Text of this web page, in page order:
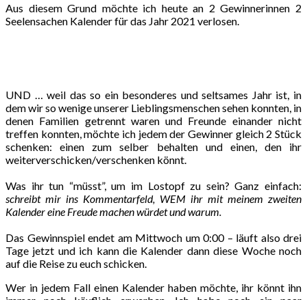
Aus diesem Grund möchte ich heute an 2 Gewinnerinnen 2
Seelensachen Kalender für das Jahr 2021 verlosen.
UND … weil das so ein besonderes und seltsames Jahr ist, in
dem wir so wenige unserer Lieblingsmenschen sehen konnten, in
denen Familien getrennt waren und Freunde einander nicht
treffen konnten, möchte ich jedem der Gewinner gleich 2 Stück
schenken: einen zum selber behalten und einen, den ihr
weiterverschicken/verschenken könnt.
Was ihr tun “müsst”, um im Lostopf zu sein? Ganz einfach:
schreibt mir ins Kommentarfeld, WEM ihr mit meinem zweiten
Kalender eine Freude machen würdet und warum.
Das Gewinnspiel endet am Mittwoch um 0:00 – läuft also drei
Tage jetzt und ich kann die Kalender dann diese Woche noch
auf die Reise zu euch schicken.
Wer in jedem Fall einen Kalender haben möchte, ihr könnt ihn